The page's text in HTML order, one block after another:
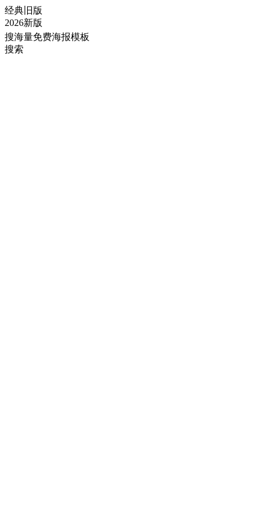
经典旧版
2026新版
搜海量免费海报模板
搜索